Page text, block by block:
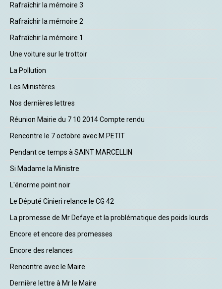
Rafraîchir la mémoire 3
Rafraîchir la mémoire 2
Rafraîchir la mémoire 1
Une voiture sur le trottoir
La Pollution
Les Ministères
Nos dernières lettres
Réunion Mairie du 7 10 2014 Compte rendu
Rencontre le 7 octobre avec M.PETIT
Pendant ce temps à SAINT MARCELLIN
Si Madame la Ministre
L'énorme point noir
Le Député Cinieri relance le CG 42
La promesse de Mr Defaye et la problématique des poids lourds
Encore et encore des promesses
Encore des relances
Rencontre avec le Maire
Dernière lettre à Mr le Maire